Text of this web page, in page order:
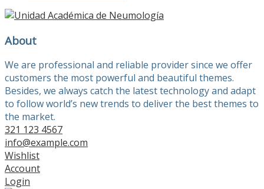
About
We are professional and reliable provider since we offer
customers the most powerful and beautiful themes.
Besides, we always catch the latest technology and adapt
to follow world’s new trends to deliver the best themes to
the market.
321 123 4567
info@example.com
Wishlist
Account
Login